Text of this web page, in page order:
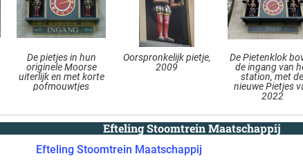
De pietjes in hun
originele Moorse
uiterlijk en met korte
pofmouwtjes
Oorspronkelijk pietje,
2009
De Pietenklok
de ingang van
station, met de
nieuwe Pietjes
2022
Efteling Stoomtrein Maatschappij
Efteling Stoomtrein Maatschappij